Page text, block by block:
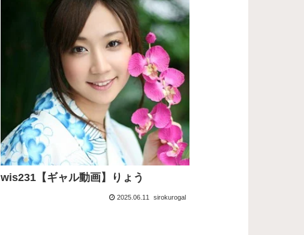
wis231【ギャル動画】りょう
2025.06.11 sirokurogal